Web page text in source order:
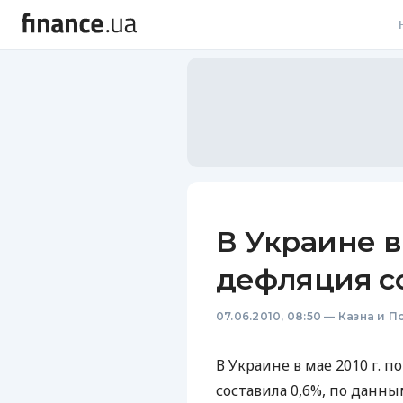
В Украине в
дефляция
07.06.2010, 08:50 — Казна и
В Украине в мае 2010 г.
составила 0,6%, по